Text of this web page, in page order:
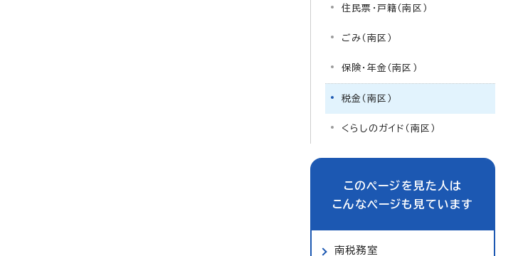
住民票・戸籍（南区）
ごみ（南区）
保険・年金（南区）
税金（南区）
くらしのガイド（南区）
このページを見た人は
こんなページも見ています
南税務室